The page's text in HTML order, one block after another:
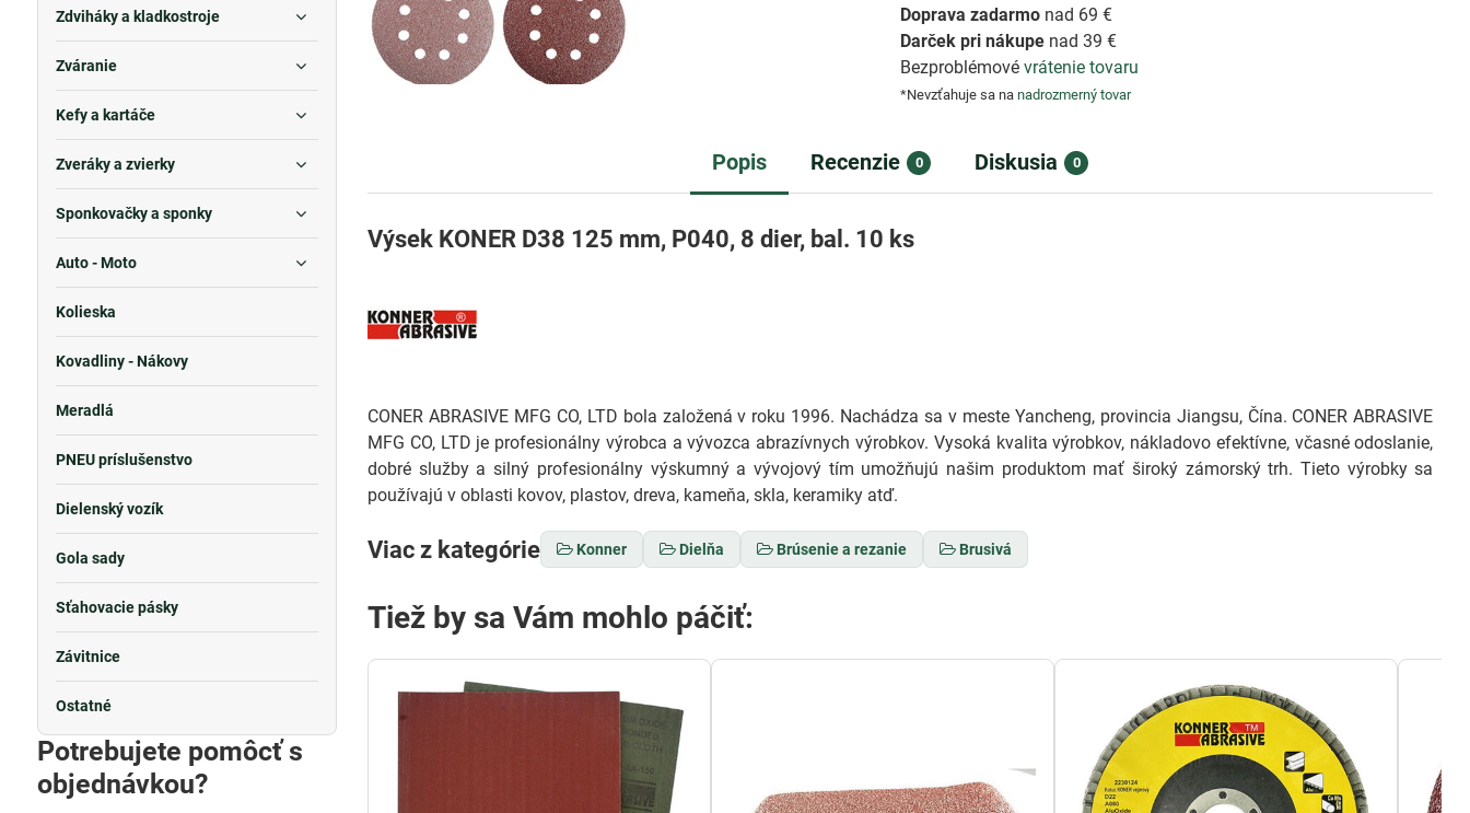
Doprava zadarmo nad 69 €
Darček pri nákupe nad 39 €
Bezproblémovévrátenie tovaru
*Nevzťahuje sa nanadrozmerný tovar
Popis Recenzie 0 Diskusia 0
Výsek KONER D38 125 mm, P040, 8 dier, bal. 10 ks
CONER ABRASIVE MFG CO, LTD bola založená v roku 1996. Nachádza sa v meste Yancheng, provincia Jiangsu, Čína. CONER ABRASIVE
MFG CO, LTD je profesionálny výrobca a vývozca abrazívnych výrobkov. Vysoká kvalita výrobkov, nákladovo efektívne, včasné odoslanie,
dobré služby a silný profesionálny výskumný a vývojový tím umožňujú našim produktom mať široký zámorský trh. Tieto výrobky sa
používajú v oblasti kovov, plastov, dreva, kameňa, skla, keramiky atď.
Viac z kategórie Konner Dielňa Brúsenie a rezanie Brusivá
Tiež by sa Vám mohlo páčiť:
Zdviháky a kladkostroje
Zváranie
Kefy a kartáče
Zveráky a zvierky
Sponkovačky a sponky
Auto - Moto
Kolieska
Kovadliny - Nákovy
Meradlá
PNEU príslušenstvo
Dielenský vozík
Gola sady
Sťahovacie pásky
Závitnice
Ostatné
Potrebujete pomôcť s
objednávkou?